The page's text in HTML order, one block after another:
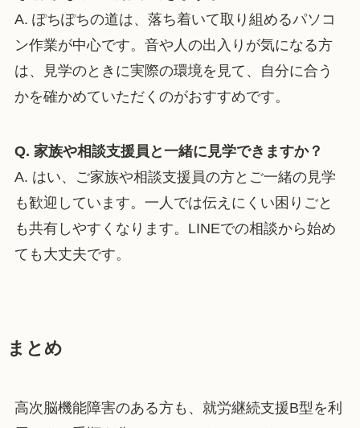
A. ぽちぽちの道は、落ち着いて取り組めるパソコ
ン作業が中心です。音や人の出入りが気になる方
は、見学のときに実際の環境を見て、自分に合う
かを確かめていただくのがおすすめです。
Q. 家族や相談支援員と一緒に見学できますか？
A. はい、ご家族や相談支援員の方とご一緒の見学
も歓迎しています。一人では伝えにくい困りごと
も共有しやすくなります。LINEでの相談から始め
ても大丈夫です。
まとめ
高次脳機能障害のある方も、就労継続支援B型を利